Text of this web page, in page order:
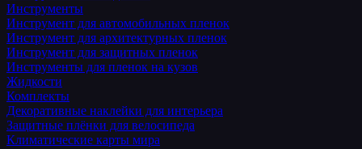
Инструменты
Инструмент для автомобильных пленок
Инструмент для архитектурных пленок
Инструмент для защитных пленок
Инструменты для пленок на кузов
Жидкости
Комплекты
Декоративные наклейки для интерьера
Защитные плёнки для велосипеда
Климатические карты мира